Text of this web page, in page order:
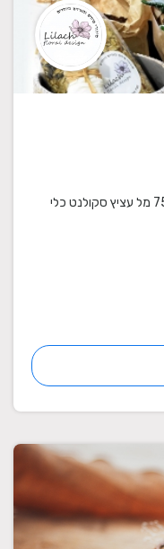
תכולת המארז: פח שמן זית - ארץ הירדן 750 מל עציץ סקולנט כלי